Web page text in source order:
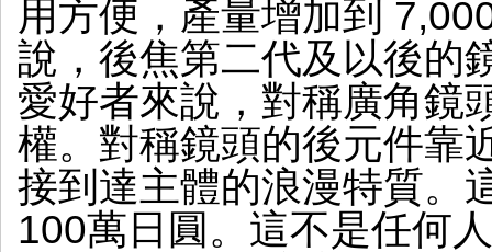
用方便，產量增加到
說，後焦第二代及以後的
愛好者來說，對稱廣角鏡
權。對稱鏡頭的後元件靠
接到達主體的浪漫特質。
100萬日圓。這不是任何